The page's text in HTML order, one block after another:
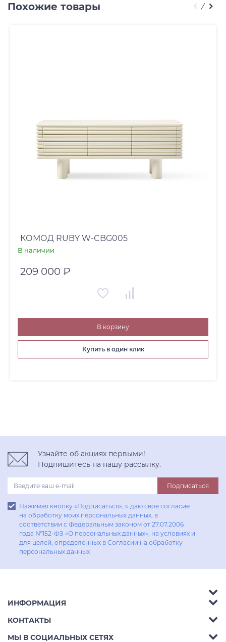
Похожие товары
КОМОД RUBY W-CBG005
В наличии
209 000 ₽
В корзину
Купить в один клик
Узнайте об акциях первыми!
Подпишитесь на нашу рассылку.
Подписаться
Нажимая кнопку «Подписаться», я даю свое согласие
на обработку моих персональных данных, в
соответствии с Федеральным законом от 27.07.2006
года №152-ФЗ «О персональных данных», на условиях и
для целей, определенных в Согласии на обработку
персональных данных
Аксессуары
Гостиные
ИНФОРМАЦИЯ
Акции
КОНТАКТЫ
Телефон: 8 (800) 302-42-39
МЫ В СОЦИАЛЬНЫХ СЕТЯХ